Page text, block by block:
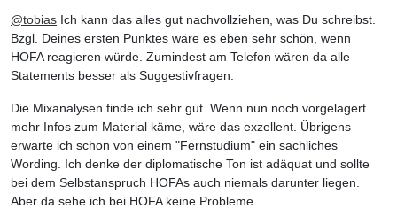
@tobias Ich kann das alles gut nachvollziehen, was Du schreibst.
Bzgl. Deines ersten Punktes wäre es eben sehr schön, wenn
HOFA reagieren würde. Zumindest am Telefon wären da alle
Statements besser als Suggestivfragen.
Die Mixanalysen finde ich sehr gut. Wenn nun noch vorgelagert
mehr Infos zum Material käme, wäre das exzellent. Übrigens
erwarte ich schon von einem "Fernstudium" ein sachliches
Wording. Ich denke der diplomatische Ton ist adäquat und sollte
bei dem Selbstanspruch HOFAs auch niemals darunter liegen.
Aber da sehe ich bei HOFA keine Probleme.